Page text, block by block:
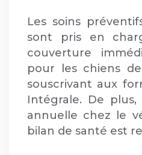
Les soins
sont pris en
couverture
pour les chiens
souscrivant aux
Intégrale. De
annuelle chez le
bilan de santé est